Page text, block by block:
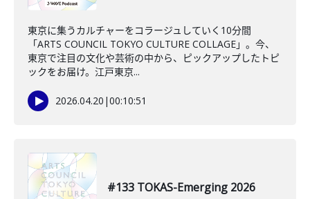
東京に集うカルチャーをコラージュしていく10分間
「ARTS COUNCIL TOKYO CULTURE COLLAGE」。今、
東京で注目の文化や芸術の中から、ピックアップしたトピ
ックをお届け。江戸東京...
2026.04.20 |00:10:51
#133 TOKAS-Emerging 2026